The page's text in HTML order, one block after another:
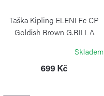
Taška Kipling ELENI Fc CP
Goldish Brown G.RILLA
Skladem
699 Kč